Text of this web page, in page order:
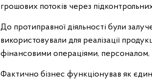
грошових потоків через
До протиправної діяльності були
використовували для реалізації
фінансовими операціями,
Фактично бізнес функціонував як